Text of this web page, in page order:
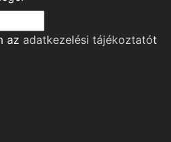
az adatkezelési tájékoztatót